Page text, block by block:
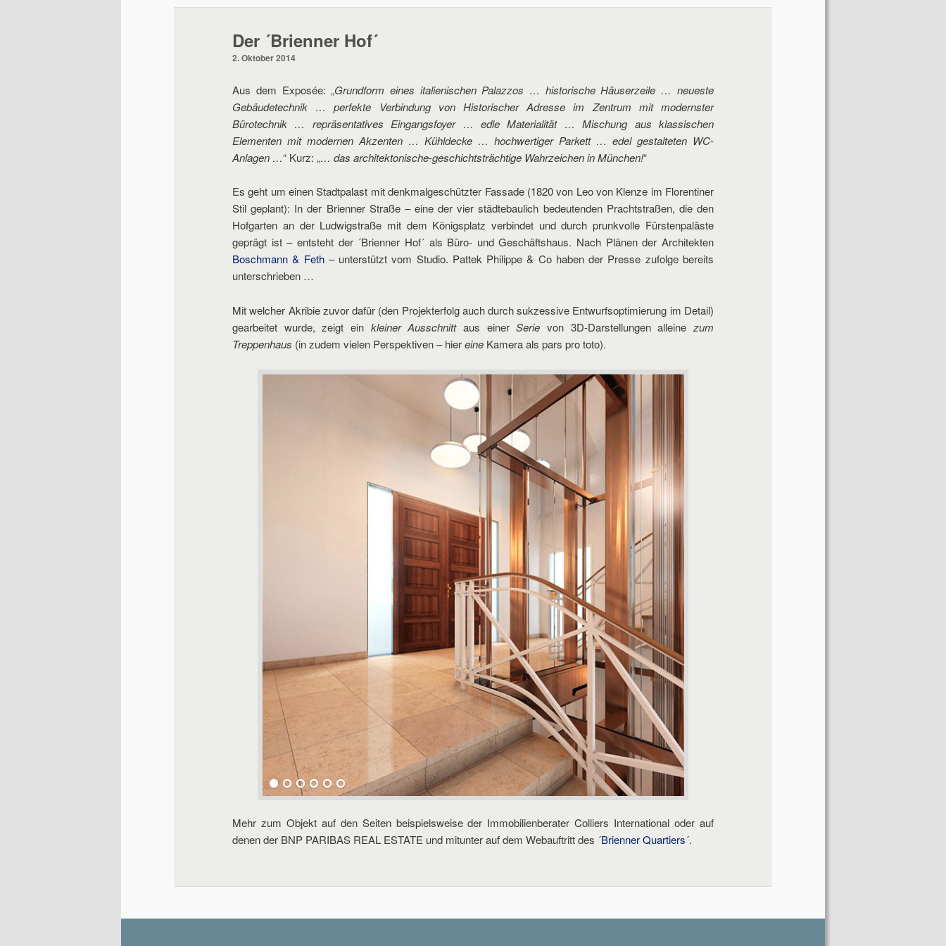
Navigation
Der ´Brienner Hof´
2. Oktober 2014
Aus dem Exposée: „Grundform eines italienischen Palazzos … historische Häuserzeile … neueste
Gebäudetechnik … perfekte Verbindung von Historischer Adresse im Zentrum mit modernster
Bürotechnik … repräsentatives Eingangsfoyer … edle Materialität … Mischung aus klassischen
Elementen mit modernen Akzenten … Kühldecke … hochwertiger Parkett … edel gestalteten WC-
Anlagen …“ Kurz: „… das architektonische-geschichtsträchtige Wahrzeichen in München!“
Es geht um einen Stadtpalast mit denkmalgeschützter Fassade (1820 von Leo von Klenze im Florentiner
Stil geplant): In der Brienner Straße – eine der vier städtebaulich bedeutenden Prachtstraßen, die den
Hofgarten an der Ludwigstraße mit dem Königsplatz verbindet und durch prunkvolle Fürstenpaläste
geprägt ist – entsteht der ´Brienner Hof´ als Büro- und Geschäftshaus. Nach Plänen der Architekten
Boschmann & Feth– unterstützt vom Studio. Pattek Philippe & Co haben der Presse zufolge bereits
unterschrieben …
Mit welcher Akribie zuvor dafür (den Projekterfolg auch durch sukzessive Entwurfsoptimierung im Detail)
gearbeitet wurde, zeigt ein kleiner Ausschnittaus einerSerie von 3D-Darstellungen alleine zum
Treppenhaus (in zudem vielen Perspektiven – hiereine Kamera als pars pro toto).
Mehr zum Objekt auf den Seiten beispielsweise der Immobilienberater Colliers International oder auf
denen der BNP PARIBAS REAL ESTATE und mitunter auf dem Webauftritt des ´Brienner Quartiers´.